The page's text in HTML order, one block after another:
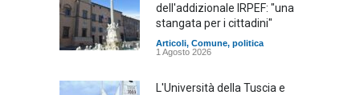
dell'addizionale IRPEF: "una
stangata per i cittadini"
Articoli, Comune, politica
1 Agosto 2026
L'Università della Tuscia e